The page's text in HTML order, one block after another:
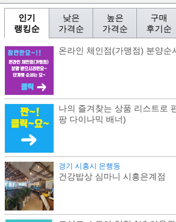
인기
랭킹순
낮은
가격순
높은
가격순
구매
후기순
온라인 체인점(가맹점) 분양순
나의 즐겨찾는 상품 리스트로
팡 다이나믹 배너)
경기 시흥시 은행동
건강밥상 심마니 시흥은계점